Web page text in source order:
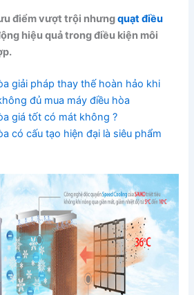
điểm vượt trội nhưngquạt điều
hiệu quả trong điều kiện môi
giải pháp thay thế hoàn hảo khi
đủ mua máy điều hòa
giá tốt có mát không ?
có cấu tạo hiện đại là siêu phẩm